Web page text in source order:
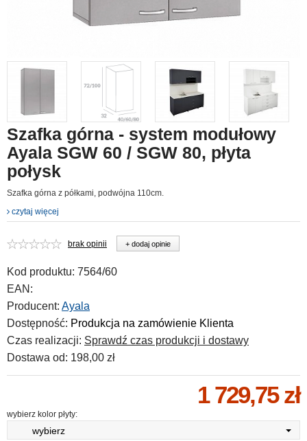
Szafka górna - system modułowy
Ayala SGW 60 / SGW 80, płyta
połysk
Szafka górna z półkami, podwójna 110cm.
czytaj więcej
brak opinii + dodaj opinie
Kod produktu: 7564/60
EAN:
Producent: Ayala
Dostępność: Produkcja na zamówienie Klienta
Czas realizacji: Sprawdź czas produkcji i dostawy
Dostawa od: 198,00 zł
1 729,75 zł
wybierz kolor płyty:
wybierz